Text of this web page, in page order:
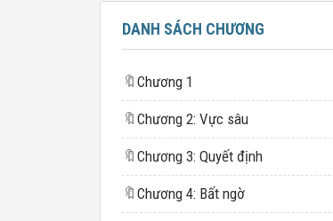
DANH SÁCH CHƯƠNG
🔖 Chương 1
🔖 Chương 2: Vực sâu
🔖 Chương 3: Quyết định
🔖 Chương 4: Bất ngờ